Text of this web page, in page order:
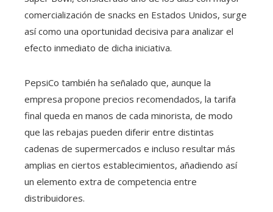
comercialización de snacks en Estados Unidos, surge
así como una oportunidad decisiva para analizar el
efecto inmediato de dicha iniciativa.
PepsiCo también ha señalado que, aunque la
empresa propone precios recomendados, la tarifa
final queda en manos de cada minorista, de modo
que las rebajas pueden diferir entre distintas
cadenas de supermercados e incluso resultar más
amplias en ciertos establecimientos, añadiendo así
un elemento extra de competencia entre
distribuidores.